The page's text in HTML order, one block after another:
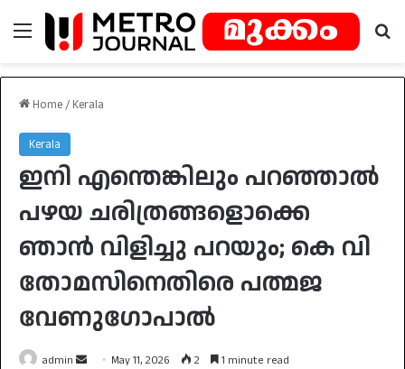
Menu
Home / Kerala
Kerala
ഇനി എന്തെങ്കിലും പറഞ്ഞാല്‍
പഴയ ചരിത്രങ്ങളൊക്കെ
ഞാന്‍ വിളിച്ചു പറയും; കെ വി
തോമസിനെതിരെ പത്മജ
വേണുഗോപാല്‍
admin
Send May 11, 2026 2 1 minute read